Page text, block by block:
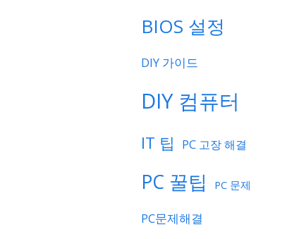
BIOS 설정
DIY 가이드
DIY 컴퓨터
IT 팁 PC 고장 해결
PC 꿀팁 PC 문제
PC문제해결